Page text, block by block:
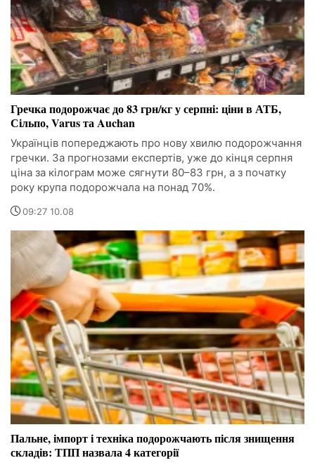
Гречка подорожчає до 83 грн/кг у серпні: ціни в АТБ,
Сільпо, Varus та Auchan
Українців попереджають про нову хвилю подорожчання
гречки. За прогнозами експертів, уже до кінця серпня
ціна за кілограм може сягнути 80–83 грн, а з початку
року крупа подорожчала на понад 70%.
09:27 10.08
Пальне, імпорт і техніка подорожчають після знищення
складів: ТПП назвала 4 категорії